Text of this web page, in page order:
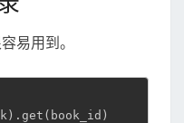
易用到。
) .get ( book_id )